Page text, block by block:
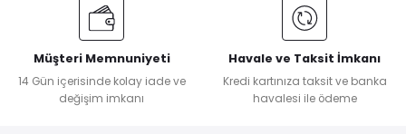
Müşteri Memnuniyeti
14 Gün içerisinde kolay iade ve
değişim imkanı
Havale ve Taksit İmkanı
Kredi kartınıza taksit ve banka
havalesi ile ödeme